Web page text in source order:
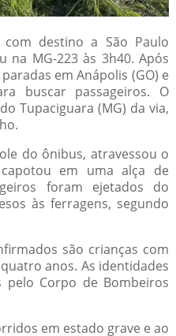
destino a São Paulo
na MG-223 às 3h40. Após
em Anápolis (GO) e
buscar passageiros. O
Tupaciguara (MG) da via,
do ônibus, atravessou o
em uma alça de
foram ejetados do
às ferragens, segundo
são crianças com
anos. As identidades
pelo Corpo de Bombeiros
em estado grave e ao